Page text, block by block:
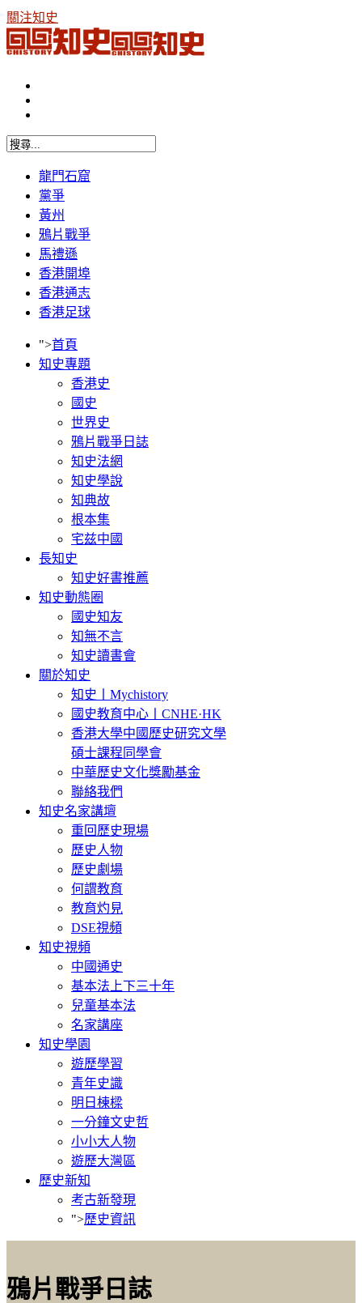
關注知史
龍門石窟
黨爭
黃州
鴉片戰爭
馬禮遜
香港開埠
香港通志
香港足球
">首頁
知史專題
香港史
國史
世界史
鴉片戰爭日誌
知史法網
知史學說
知典故
根本集
宅兹中國
長知史
知史好書推薦
知史動態圈
國史知友
知無不言
知史讀書會
關於知史
知史丨Mychistory
國史教育中心丨CNHE·HK
香港大學中國歷史研究文學
碩士課程同學會
中華歷史文化獎勵基金
聯絡我們
知史名家講壇
重回歷史現場
歷史人物
歷史劇場
何謂教育
教育灼見
DSE視頻
知史視頻
中國通史
基本法上下三十年
兒童基本法
名家講座
知史學園
遊歷學習
青年史識
明日棟樑
一分鐘文史哲
小小大人物
遊歷大灣區
歷史新知
考古新發現
">歷史資訊
鴉片戰爭日誌